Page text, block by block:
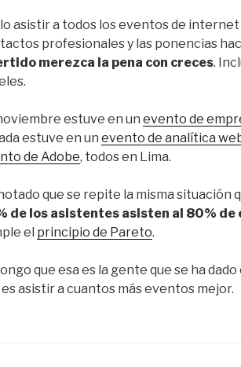
asistir a todos los eventos de internet
profesionales y las ponencias
merezca la pena con creces.
estuve en un evento de
estuve en un evento de analítica
de Adobe, todos en Lima.
que se repite la misma situación
de los asistentes asisten al 80% de
el principio de Pareto.
que esa es la gente que se ha
asistir a cuantos más eventos mejor.